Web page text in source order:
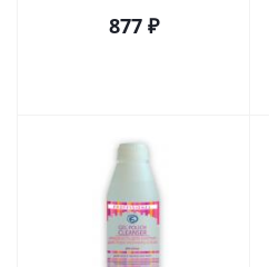
877₽